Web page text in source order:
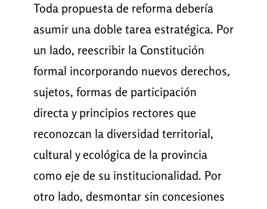
Toda propuesta de reforma debería
asumir una doble tarea estratégica. Por
un lado, reescribir la Constitución
formal incorporando nuevos derechos,
sujetos, formas de participación
directa y principios rectores que
reconozcan la diversidad territorial,
cultural y ecológica de la provincia
como eje de su institucionalidad. Por
otro lado, desmontar sin concesiones